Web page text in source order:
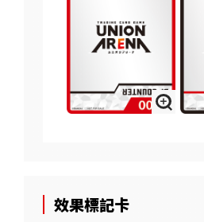
效果標記卡